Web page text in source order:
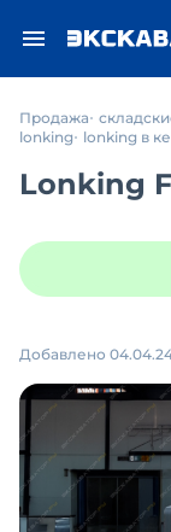
Продажа
lonking
lonking в
Lonking
Добавлено